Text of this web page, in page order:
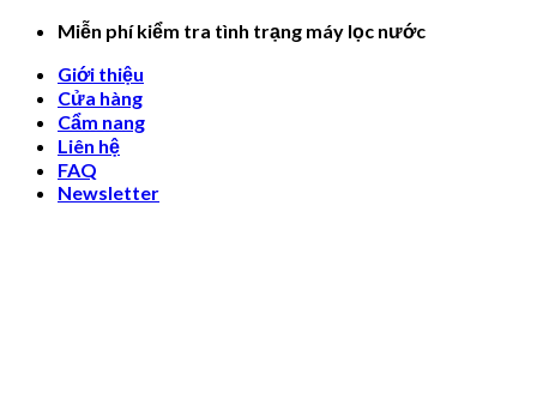
Skip
content
Miễn phí kiểm tra tình trạng máy lọc nước
Giới thiệu
Cửa hàng
Cẩm nang
Liên hệ
FAQ
Newsletter